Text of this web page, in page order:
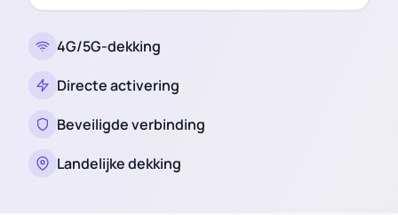
4G/5G-dekking
Directe activering
Beveiligde verbinding
Landelijke dekking